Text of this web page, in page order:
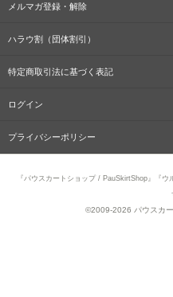
メルマガ登録・解除
ハラウ割（団体割引）
特定商取引法に基づく表記
ログイン
プライバシーポリシー
『パウスカートショップ / PauSkirtShop』『
©2009-2026 パウスカ